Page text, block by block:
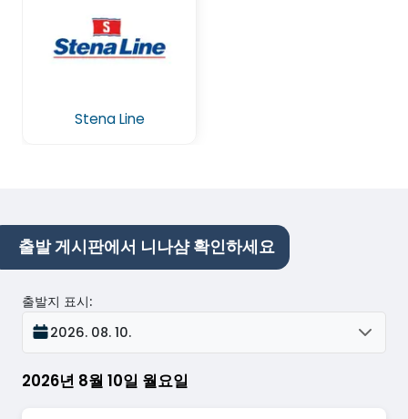
Stena Line
출발 게시판에서 니나샴 확인하세요
2026년 8월 10일 월요일
출발지 표시:
2026. 08. 10.